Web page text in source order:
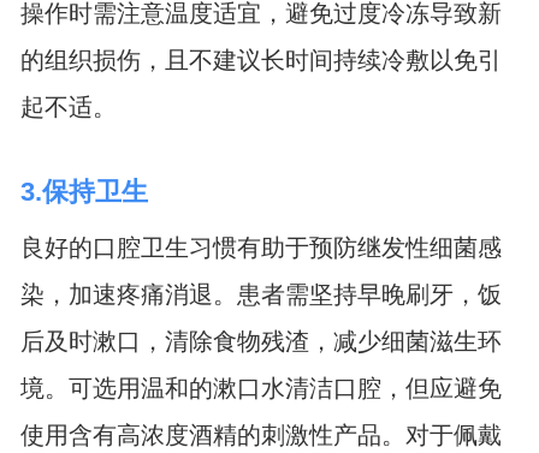
操作时需注意温度适宜，避免过度冷冻导致新
的组织损伤，且不建议长时间持续冷敷以免引
起不适。
3.保持卫生
良好的口腔卫生习惯有助于预防继发性细菌感
染，加速疼痛消退。患者需坚持早晚刷牙，饭
后及时漱口，清除食物残渣，减少细菌滋生环
境。可选用温和的漱口水清洁口腔，但应避免
使用含有高浓度酒精的刺激性产品。对于佩戴